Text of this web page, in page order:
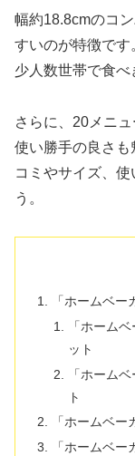
幅約18.8cmのコ
すいのが特徴です
少人数世帯で食べ
さらに、20メニ
使い勝手の良さ
コミやサイズ、
う。
「ホームベ
「ホーム
ット
「ホーム
ト
「ホームベ
「ホームベ